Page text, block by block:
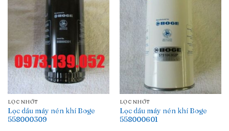
LỌC NHỚT
Lọc dầu máy nén khí Boge
558000309
LỌC NHỚT
Lọc dầu máy nén khí Boge
558000601